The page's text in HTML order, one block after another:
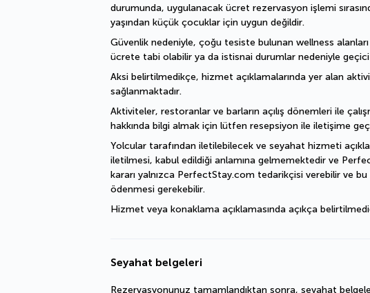
durumunda, uygulanacak ücret rezervasyon işlemi
yaşından küçük çocuklar için uygun değildir.
Güvenlik nedeniyle, çoğu tesiste bulunan wellness alanları
ücrete tabi olabilir ya da istisnai durumlar nedeniyle geçici
Aksi belirtilmedikçe, hizmet açıklamalarında yer alan
sağlanmaktadır.
Aktiviteler, restoranlar ve barların açılış dönemleri ile
hakkında bilgi almak için lütfen resepsiyon ile iletişime
Yolcular tarafından iletilebilecek ve seyahat hizmeti
iletilmesi, kabul edildiği anlamına gelmemektedir ve
kararı yalnızca PerfectStay.com tedarikçisi verebilir ve
ödenmesi gerekebilir.
Hizmet veya konaklama açıklamasında açıkça
Seyahat belgeleri
Rezervasyonunuz tamamlandıktan sonra, seyahat